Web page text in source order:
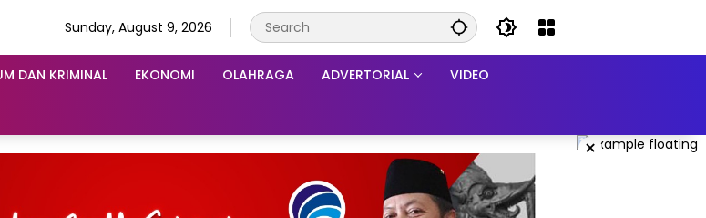
Sunday, August 9, 2026
DAN KRIMINAL EKONOMI OLAHRAGA ADVERTORIAL VIDEO
×